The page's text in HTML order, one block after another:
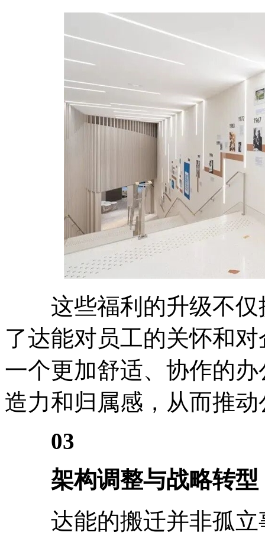
这些福利的升级不仅
了达能对员工的关怀和
一个更加舒适、协作的
造力和归属感，从而推
03
架构调整与战略转型
达能的搬迁并非孤立